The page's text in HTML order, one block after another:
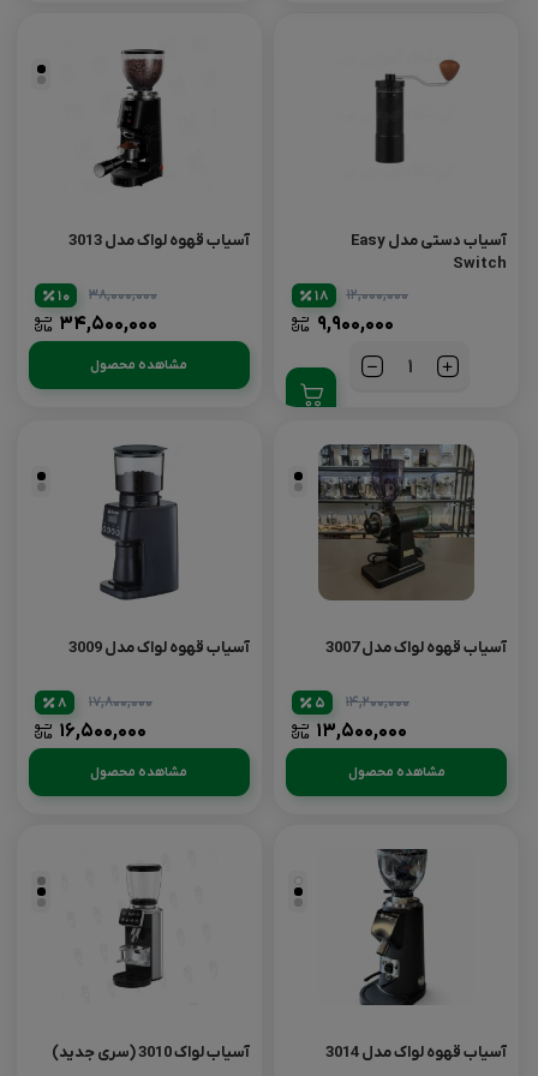
آسیاب دستی مدل Easy
Switch
۱۲,۰۰۰,۰۰۰
۹,۹۰۰,۰۰۰
18
تعداد
آسیاب قهوه لواک مدل 3013
۳۸,۰۰۰,۰۰۰
۳۴,۵۰۰,۰۰۰
10
مشاهده محصول
آسیاب قهوه لواک مدل 3007
۱۴,۲۰۰,۰۰۰
۱۳,۵۰۰,۰۰۰
5
مشاهده محصول
آسیاب قهوه لواک مدل 3009
۱۷,۸۰۰,۰۰۰
۱۶,۵۰۰,۰۰۰
8
مشاهده محصول
آسیاب قهوه لواک مدل 3014 آسیاب لواک 3010 (سری جدید)